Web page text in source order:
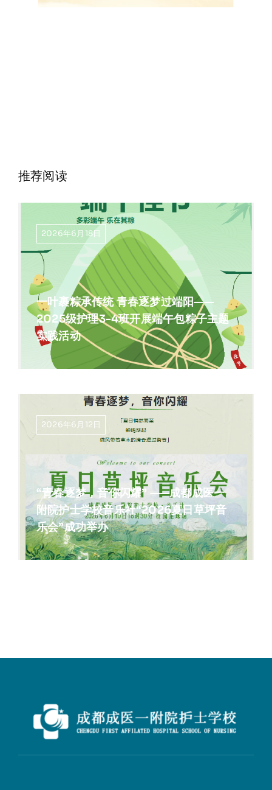
推荐阅读
2026年6月18日
一叶裹粽承传统 青春逐梦过端阳——
2025级护理3-4班开展端午包粽子主题
实践活动
2026年6月12日
“青春逐梦，音你闪耀” ——成都成医一
附院护士学校音乐社“2026夏日草坪音
乐会”成功举办